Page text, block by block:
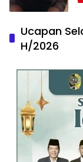
Ucapan
H/2026